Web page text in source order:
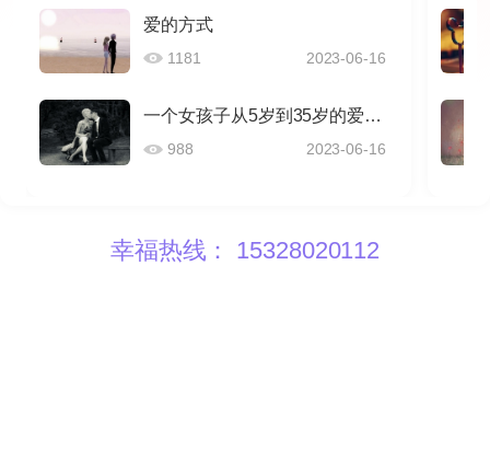
爱的方式
1181 2023-06-16
一个女孩子从5岁到35岁的爱情感悟
988 2023-06-16
幸福热线： 15328020112